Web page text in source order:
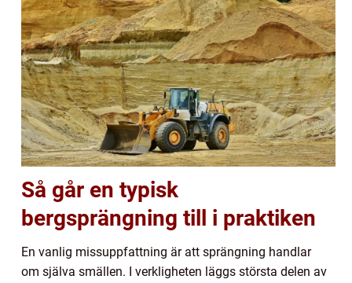
Så går en typisk
bergsprängning till i praktiken
En vanlig missuppfattning är att sprängning handlar
om själva smällen. I verkligheten läggs största delen av